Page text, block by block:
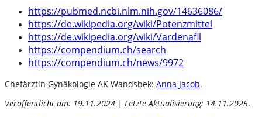
https://pubmed.ncbi.nlm.nih.gov/14636086/
https://de.wikipedia.org/wiki/Potenzmittel
https://de.wikipedia.org/wiki/Vardenafil
https://compendium.ch/search
https://compendium.ch/news/9972
Chefärztin Gynäkologie AK Wandsbek: Anna Jacob.
Veröffentlicht am: 19.11.2024 | Letzte Aktualisierung: 14.11.2025.